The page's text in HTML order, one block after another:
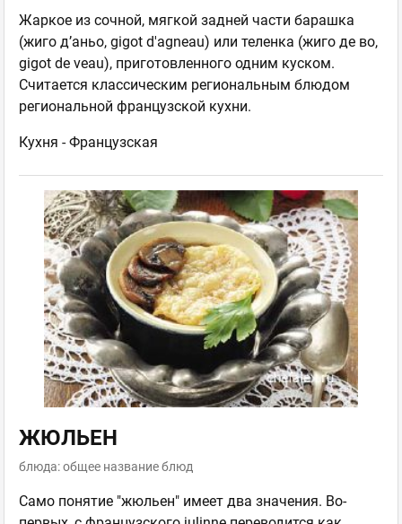
Жаркое из сочной, мягкой задней части барашка
(жиго д’аньо, gigot d'agneau) или теленка (жиго де во,
gigot de veau), приготовленного одним куском.
Считается классическим региональным блюдом
региональной французской кухни.
Кухня -Французская
ЖЮЛЬЕН
блюда: общее название блюд
Само понятие "жюльен" имеет два значения. Во-